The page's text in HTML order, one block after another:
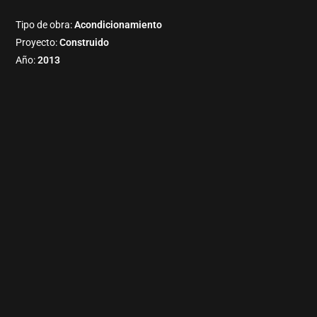
Tipo de obra:Acondicionamiento
Proyecto:Construido
Año:2013